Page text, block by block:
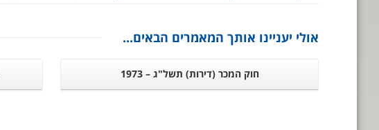
אולי יעניינו אותך המאמרים הבאים...
חוק המכר (דירות) תשל"ג – 1973